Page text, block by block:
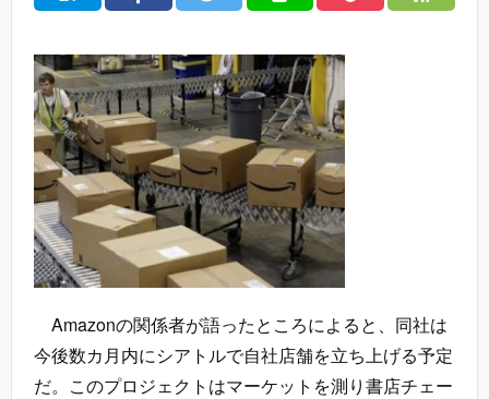
Amazonの関係者が語ったところによると、同社は
今後数カ月内にシアトルで自社店舗を立ち上げる予定
だ。このプロジェクトはマーケットを測り書店チェー